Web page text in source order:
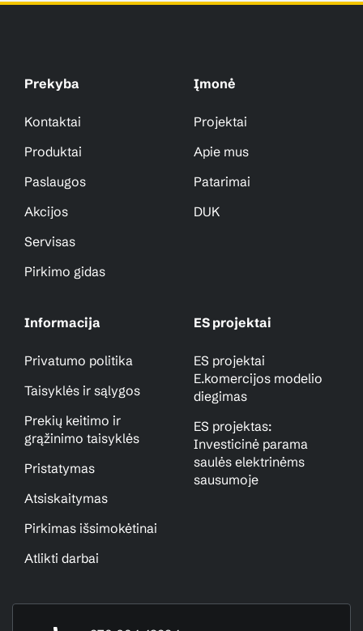
Prekyba
Kontaktai
Produktai
Paslaugos
Akcijos
Servisas
Pirkimo gidas
Įmonė
Projektai
Apie mus
Patarimai
DUK
Informacija
Privatumo politika
Taisyklės ir sąlygos
Prekių keitimo ir
grąžinimo taisyklės
Pristatymas
Atsiskaitymas
Pirkimas išsimokėtinai
Atlikti darbai
ES projektai
ES projektai
E.komercijos modelio
diegimas
ES projektas:
Investicinė parama
saulės elektrinėms
sausumoje